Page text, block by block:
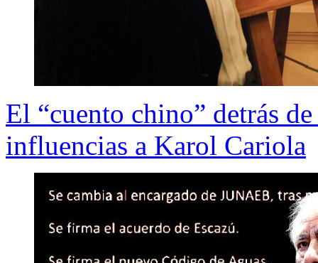
El “cuento chino” detrás
influencias a Karol Cariola